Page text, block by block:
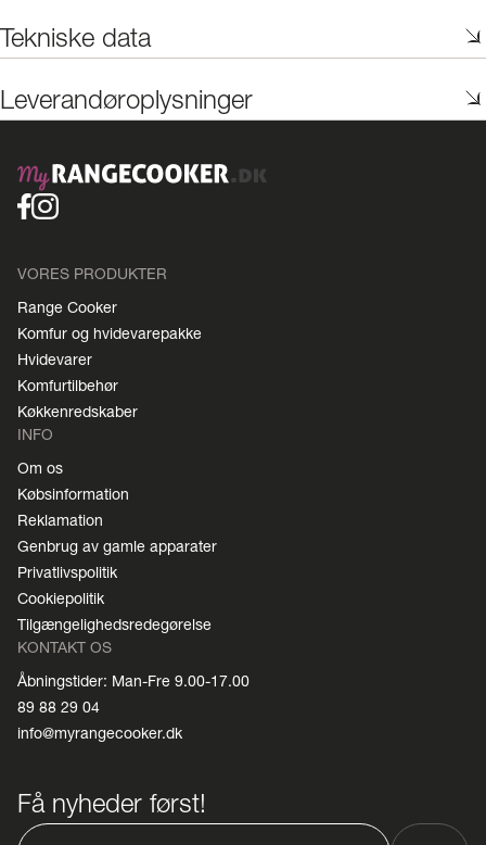
Tekniske data
Leverandøroplysninger
VORES PRODUKTER
Range Cooker
Komfur og hvidevarepakke
Hvidevarer
Komfurtilbehør
Køkkenredskaber
INFO
Om os
Købsinformation
Reklamation
Genbrug av gamle apparater
Privatlivspolitik
Cookiepolitik
Tilgængelighedsredegørelse
KONTAKT OS
Åbningstider: Man-Fre 9.00-17.00
89 88 29 04
info@myrangecooker.dk
Få nyheder først!